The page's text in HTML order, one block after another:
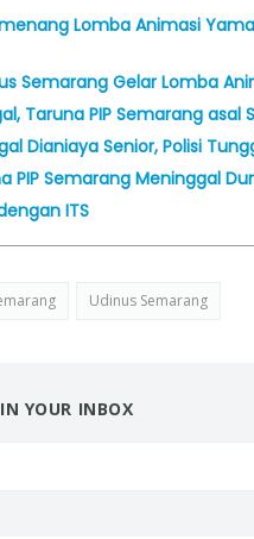
Lomba Animasi
Semarang Gelar Lomba
Taruna PIP Semarang asal
Dianiaya Senior, Polisi
PIP Semarang Meninggal
ITS
Udinus Semarang
YOUR INBOX